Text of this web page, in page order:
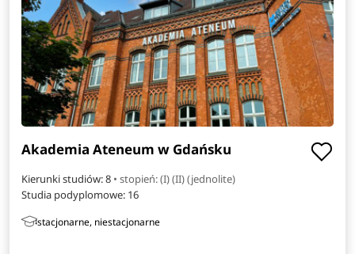
Akademia Ateneum w Gdańsku
Kierunki studiów: 8 • stopień: (I) (II) (jednolite)
Studia podyplomowe: 16
stacjonarne, niestacjonarne